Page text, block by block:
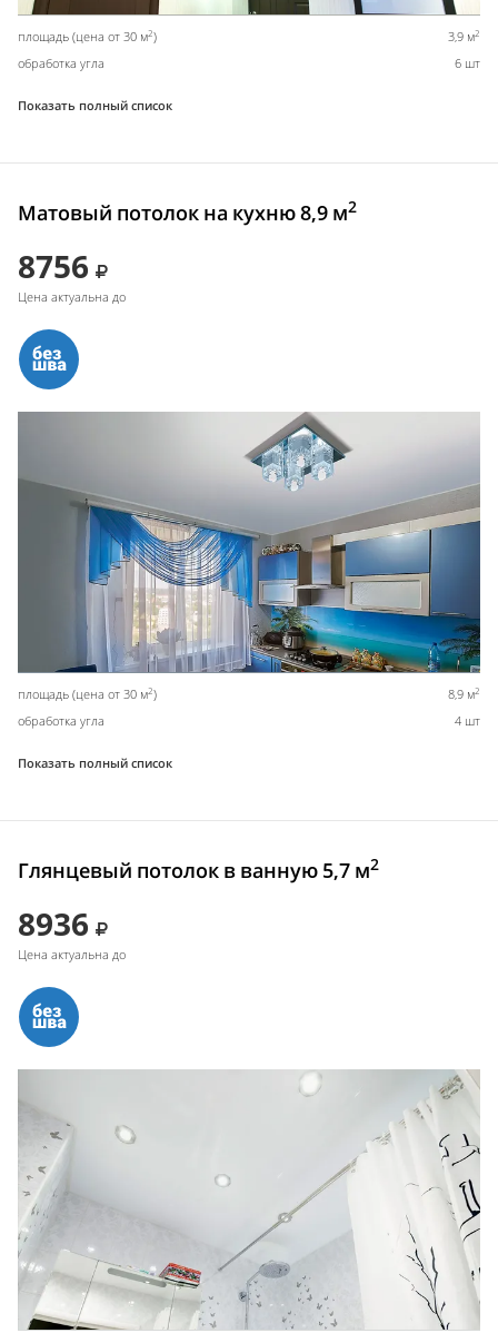
площадь (цена от 30 м2) 3,9 м2
обработка угла 6 шт
Показать полный список
Матовый потолок на кухню 8,9 м2
8756
Цена актуальна до
площадь (цена от 30 м2) 8,9 м2
обработка угла 4 шт
Показать полный список
Глянцевый потолок в ванную 5,7 м2
8936
Цена актуальна до